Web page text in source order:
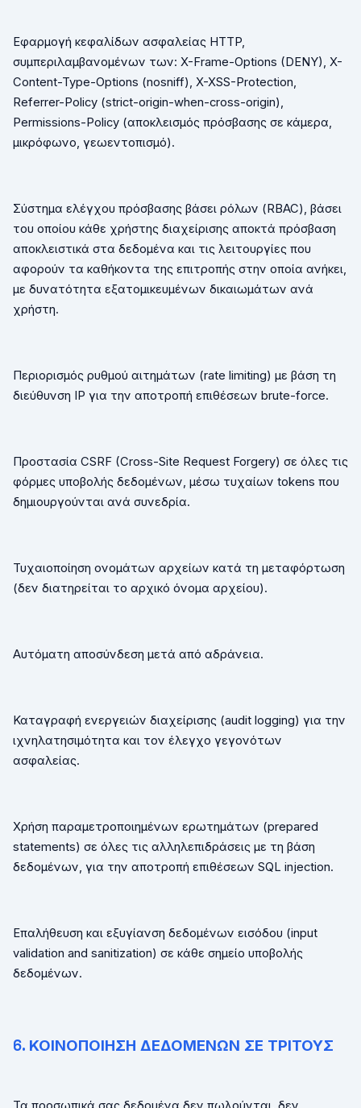
Εφαρμογή κεφαλίδων ασφαλείας HTTP,
συμπεριλαμβανομένων των: X-Frame-Options (DENY), X-
Content-Type-Options (nosniff), X-XSS-Protection,
Referrer-Policy (strict-origin-when-cross-origin),
Permissions-Policy (αποκλεισμός πρόσβασης σε κάμερα,
μικρόφωνο, γεωεντοπισμό).
Σύστημα ελέγχου πρόσβασης βάσει ρόλων (RBAC), βάσει
του οποίου κάθε χρήστης διαχείρισης αποκτά πρόσβαση
αποκλειστικά στα δεδομένα και τις λειτουργίες που
αφορούν τα καθήκοντα της επιτροπής στην οποία ανήκει,
με δυνατότητα εξατομικευμένων δικαιωμάτων ανά
χρήστη.
Περιορισμός ρυθμού αιτημάτων (rate limiting) με βάση τη
διεύθυνση IP για την αποτροπή επιθέσεων brute-force.
Προστασία CSRF (Cross-Site Request Forgery) σε όλες τις
φόρμες υποβολής δεδομένων, μέσω τυχαίων tokens που
δημιουργούνται ανά συνεδρία.
Τυχαιοποίηση ονομάτων αρχείων κατά τη μεταφόρτωση
(δεν διατηρείται το αρχικό όνομα αρχείου).
Αυτόματη αποσύνδεση μετά από αδράνεια.
Καταγραφή ενεργειών διαχείρισης (audit logging) για την
ιχνηλατησιμότητα και τον έλεγχο γεγονότων
ασφαλείας.
Χρήση παραμετροποιημένων ερωτημάτων (prepared
statements) σε όλες τις αλληλεπιδράσεις με τη βάση
δεδομένων, για την αποτροπή επιθέσεων SQL injection.
Επαλήθευση και εξυγίανση δεδομένων εισόδου (input
validation and sanitization) σε κάθε σημείο υποβολής
δεδομένων.
6. ΚΟΙΝΟΠΟΙΗΣΗ ΔΕΔΟΜΕΝΩΝ ΣΕ ΤΡΙΤΟΥΣ